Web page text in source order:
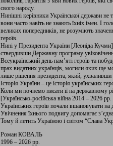
свого народу.
Нинішні керівники Української держави
вони часто навіть не знають їхніх імен. І
великих попередників, не розуміють
героїв.
Нині у Президента України [Леоніда
ствердивши Державну програму
Всеукраїнський день пам’яті героїв та
прах видатних українців, могили яких ще
лише рішення президента, який,
Історія України – це історія українських
Коли ми почнемо писати її на державному
[Українсько-російська війна 2014 – 2026
Українських героїв почали вшановувати на
Увічнення їхнього подвигу допомагає
Тому й летить Україною і світом “Слава
Роман КОВАЛЬ
1996 – 2026 рр.